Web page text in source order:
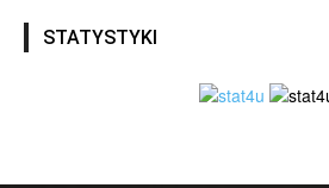
STATYSTYKI